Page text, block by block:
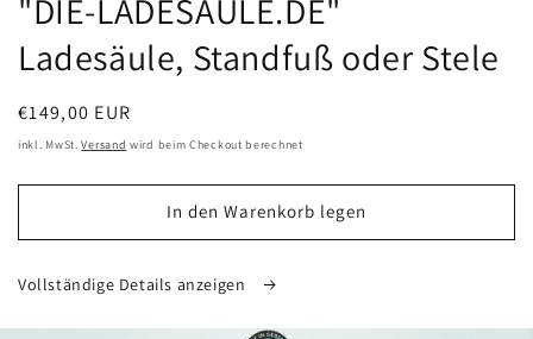
"DIE-LADESÄULE.DE"
Ladesäule, Standfuß oder Stele
Normaler
Preis
€149,00 EUR
inkl. MwSt.Versand wird beim Checkout berechnet
In den Warenkorb legen
Vollständige Details anzeigen